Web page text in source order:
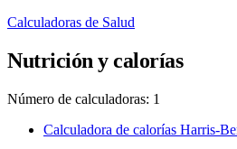
Calculadoras de Salud
Nutrición y calorías
Número de calculadoras: 1
Calculadora de calorías Harris-